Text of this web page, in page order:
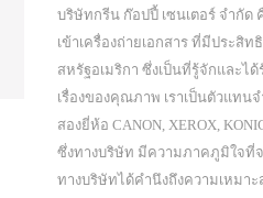
บริษัทกรีน ก๊อปปี้ เซนเตอร์ จำกัด
เข้าเครื่องถ่ายเอกสาร ที่มีประสิท
สหรัฐอเมริกา ซึ่งเป็นที่รู้จักและไ
เรื่องของคุณภาพ เราเป็นตัวแทน
สองยี่ห้อ CANON, XEROX,
ซึ่งทางบริษัท มีความภาคภูมิใจ
ทางบริษัทได้คำนึงถึงความเหมา